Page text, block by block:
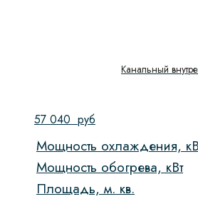
Канальный
57 040 руб
Мощность охлаждения,
Мощность обогрева, кВт
Площадь, м. кв.